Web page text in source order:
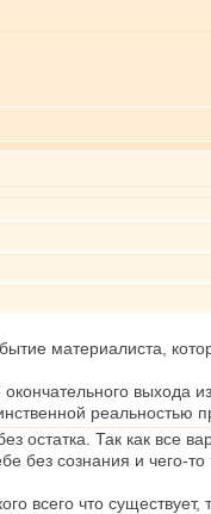
материалиста,
выхода
реальностью
Так как все
без сознания и чего-
всего что существует,